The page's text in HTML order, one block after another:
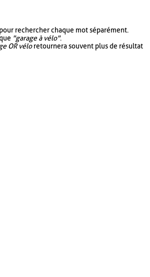
rechercher chaque mot séparément.
"garage à vélo".
OR véloretournera souvent plus de résultat